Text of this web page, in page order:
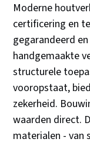
Moderne
certificering en
gegarandeerd
handgemaakte
structurele
vooropstaat,
zekerheid.
waarden direct.
materialen -